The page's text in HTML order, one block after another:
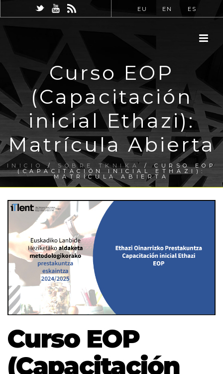
EU EN ES
Curso EOP
(Capacitación
inicial Ethazi):
Matrícula Abierta
INICIO/ SOBRE TKNIKA / CURSO EOP
(CAPACITACIÓN INICIAL ETHAZI):
MATRÍCULA ABIERTA
Curso EOP
(Capacitación